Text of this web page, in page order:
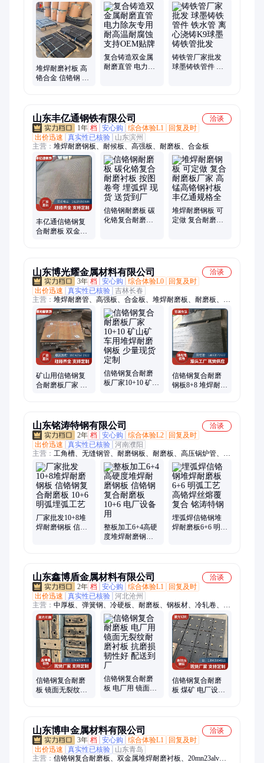
双金属复合耐磨直管、稀土合金耐磨弯头、双金属耐磨三通、高
铬铸铁耐磨管、稀土合金耐磨直管、耐热钢炉排、耐磨衬板、高
铬铸铁耐磨衬板、高铬铸铁耐磨铸件、双金属耐磨变径管、耐热
钢铸件、耐热钢衬板
堆焊耐磨衬板 高
铬合金 信铬钢 双
复合铸造双金属
耐磨直管 电力除
铸铁管厂家批发
球墨铸铁管件 铁
山东丰亿通钢铁有限公司
洽谈
1年 档 安心购 综合体验L1
回复及时
出价迅速
真实性已核验
山东滨州
主营： 堆焊耐磨钢板、耐候板、高强板、耐磨板、合金板
丰亿通信铬钢复
合耐磨板 双金属
信铬钢耐磨板 碳
化铬复合耐磨衬
堆焊耐磨钢板 可
定做 复合耐磨板
山东博光耀金属材料有限公司
洽谈
3年 档 安心购 综合体验L0
回复及时
出价迅速
真实性已核验 吉林长春
主营： 堆焊耐磨管、高强板、合金板、堆焊耐磨板、耐磨板、信
铬钢、双金属复合耐磨管、双金属复合钢板、容器板、无磁钢
板、耐候钢板、汽车大梁板、锅炉板、猛板、圆钢、低温容器
板、耐磨衬板、防弹钢板、65mn钢带、Mn13钢板、铸造钢、法
兰弯头、桥梁板
矿山用信铬钢复
合耐磨板厂家 堆
信铬钢复合耐磨
板厂家10+10 矿山
信铬钢复合耐磨
钢板8+8 堆焊耐磨
山东铭涛特钢有限公司
洽谈
2年 档 安心购 综合体验L2
回复及时
出价迅速
真实性已核验 河南濮阳
主营： 工角槽、无缝钢管、耐磨钢板、耐磨板、高压锅炉管、石
油裂化管
厂家批发10+8堆
焊耐磨钢板 信铬
整板加工6+4高硬
度堆焊耐磨钢板
埋弧焊信铬钢堆
焊耐磨板6+6 明弧
山东鑫博盾金属材料有限公司
洽谈
2年 档 安心购 综合体验L1
回复及时
出价迅速
真实性已核验 河北沧州
主营： 中厚板、弹簧钢、冷硬板、耐磨板、钢板材、冷轧卷、高
锰板、锅炉板、无磁板、耐候板、容器板、耐磨管、无磁钢、耐
磨钢、碳素钢、冷轧板、合金板、碳钢板、耐酸板、高强板、热
轧钢板、防弹板、不锈钢板、波形护栏、圆钢
信铬钢复合耐磨
板 镜面无裂纹耐
信铬钢复合耐磨
板 电厂用 镜面无
信铬钢复合耐磨
板 煤矿 电厂设备
山东博申金属材料有限公司
洽谈
3年 档 安心购 综合体验L1
回复及时
出价迅速
真实性已核验
山东青岛
主营： 信铬钢复合耐磨板、双金属堆焊耐磨衬板、20mn23alv钢